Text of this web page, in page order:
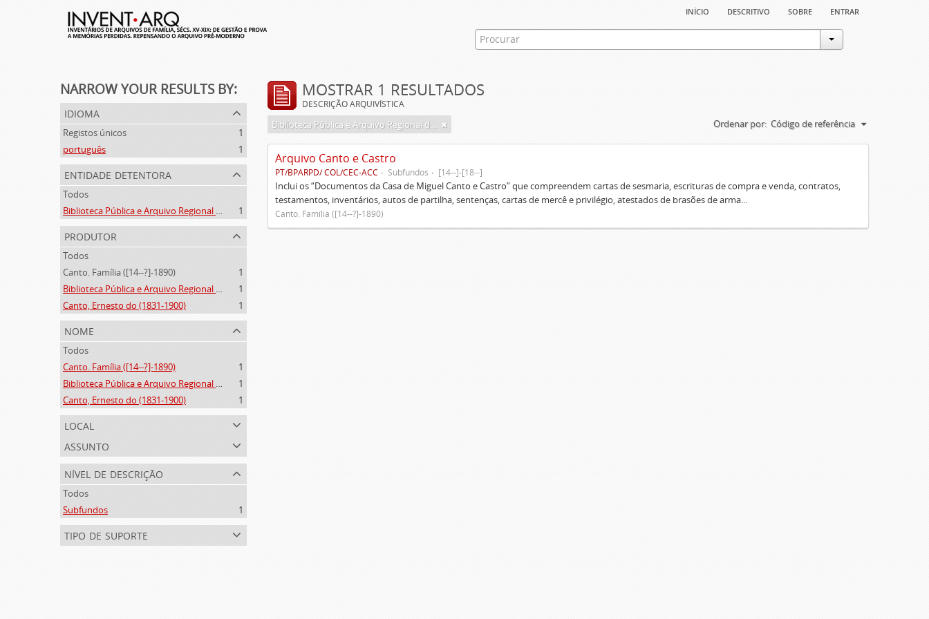
início descritivo sobre entrar
NARROW YOUR RESULTS BY:
idioma
Registos únicos
1
português
1
entidade detentora
Todos
Biblioteca Pública e Arquivo Regional de Ponta Delgada
1
produtor
Todos
Canto. Família ([14--?]-1890)
1
Biblioteca Pública e Arquivo Regional de Ponta Delgada (1841- )
1
Canto, Ernesto do (1831-1900)
1
nome
Todos
Canto. Família ([14--?]-1890)
1
Biblioteca Pública e Arquivo Regional de Ponta Delgada (1841- )
1
Canto, Ernesto do (1831-1900)
1
local
assunto
nível de descrição
Todos
Subfundos
1
tipo de suporte
MOSTRAR 1 RESULTADOS
DESCRIÇÃO ARQUIVÍSTICA
Biblioteca Pública e Arquivo Regional de Ponta Delgada Ordenar por: Código de referência
Arquivo Canto e Castro
PT/BPARPD/ COL/CEC-ACC Subfundos [14--]-[18--]
Inclui os “Documentos da Casa de Miguel Canto e Castro” que compreendem cartas de sesmaria, escrituras de compra e venda, contratos,
testamentos, inventários, autos de partilha, sentenças, cartas de mercê e privilégio, atestados de brasões de arma...
Canto. Família ([14--?]-1890)